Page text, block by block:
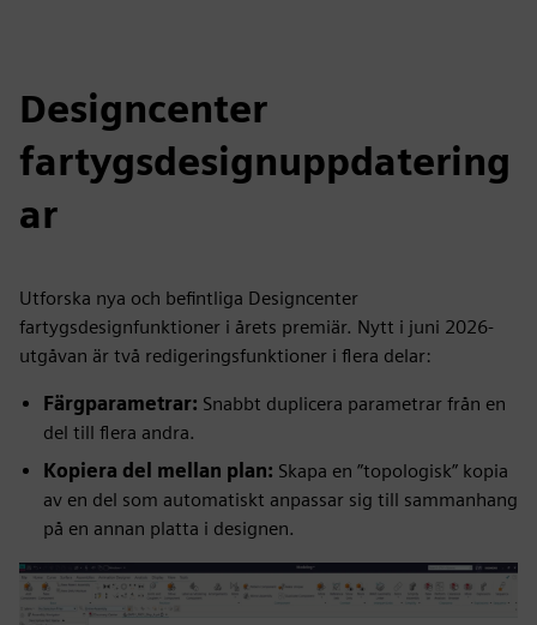
Designcenter
fartygsdesignuppdatering
ar
Utforska nya och befintliga Designcenter
fartygsdesignfunktioner i årets premiär. Nytt i juni 2026-
utgåvan är två redigeringsfunktioner i flera delar:
Färgparametrar: Snabbt duplicera parametrar från en
del till flera andra.
Kopiera del mellan plan: Skapa en ”topologisk” kopia
av en del som automatiskt anpassar sig till sammanhang
på en annan platta i designen.